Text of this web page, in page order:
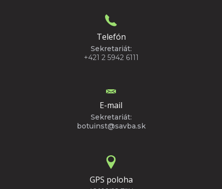
Telefón
Sekretariát:
+421 2 5942 6111
E-mail
Sekretariát:
botuinst@savba.sk
GPS poloha